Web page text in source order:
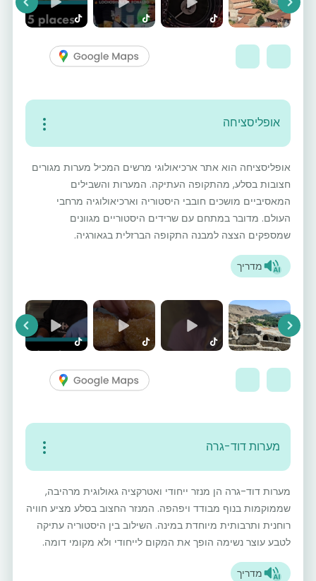
Next
אופליסציחה
אופליסציחה הוא אתר ארכיאולוגי מרשים המכיל מערות מגורים
חצובות בסלע, מהתקופה העתיקה. המערות והשבילים
המאסיביים מושכים חובבי היסטוריה וארכיאולוגיה מרחבי
העולם. מדובר במתחם עם שרידים היסטוריים מגוונים
שמספקים הצצה למבנה התקופה הברזלית בגאורגיה.
מדריך
Next
מערות דוד-גרה
מערות דוד-גרה הן מנזר ייחודי ואטרקציה גאולוגית מרהיבה,
שממוקמות בנוף מבודד ויפהפה. המנזר החצוב בסלע מציע חוויה
רוחנית ותרבותית מיוחדת במינה. השילוב בין היסטוריה עתיקה
לטבע עוצר נשימה הופך את המקום לייחודי ולא מקומי דומה.
מדריך